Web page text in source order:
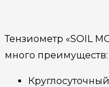
Тензиометр «SOIL
много преимуществ: